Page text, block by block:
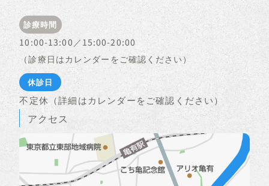
診療時間
10:00-13:00／15:00-20:00
（診療日はカレンダーをご確認ください）
休診日
不定休（詳細はカレンダーをご確認ください）
アクセス